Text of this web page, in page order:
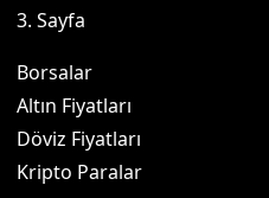
3. Sayfa
Borsalar
Altın Fiyatları
Döviz Fiyatları
Kripto Paralar